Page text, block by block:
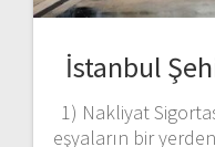
İstanbul
1) Nakliyat
eşyaların bir